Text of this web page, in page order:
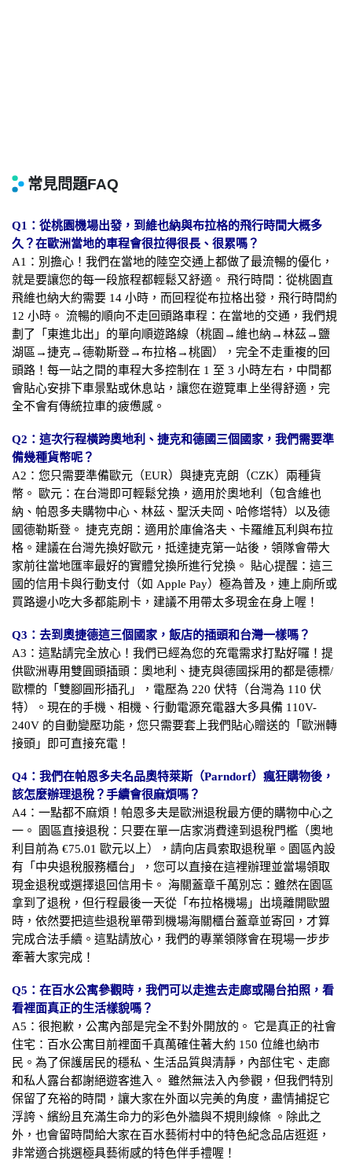
Q1：從桃園機場出發，到維也納與布拉格的飛行時間大概多
久？在歐洲當地的車程會很拉得很長、很累嗎？
A1：別擔心！我們在當地的陸空交通上都做了最流暢的優化，
就是要讓您的每一段旅程都輕鬆又舒適。 飛行時間：從桃園直
飛維也納大約需要 14 小時，而回程從布拉格出發，飛行時間約
12 小時。 流暢的順向不走回頭路車程：在當地的交通，我們規
劃了「東進北出」的單向順遊路線（桃園→維也納→林茲→鹽
湖區→捷克→德勒斯登→布拉格→桃園），完全不走重複的回
頭路！每一站之間的車程大多控制在 1 至 3 小時左右，中間都
會貼心安排下車景點或休息站，讓您在遊覽車上坐得舒適，完
全不會有傳統拉車的疲憊感。
Q2：這次行程橫跨奧地利、捷克和德國三個國家，我們需要準
備幾種貨幣呢？
A2：您只需要準備歐元（EUR）與捷克克朗（CZK）兩種貨
幣。 歐元：在台灣即可輕鬆兌換，適用於奧地利（包含維也
納、帕恩多夫購物中心、林茲、聖沃夫岡、哈修塔特）以及德
國德勒斯登。 捷克克朗：適用於庫倫洛夫、卡羅維瓦利與布拉
格。建議在台灣先換好歐元，抵達捷克第一站後，領隊會帶大
家前往當地匯率最好的實體兌換所進行兌換。 貼心提醒：這三
國的信用卡與行動支付（如 Apple Pay）極為普及，連上廁所或
買路邊小吃大多都能刷卡，建議不用帶太多現金在身上喔！
Q3：去到奧捷德這三個國家，飯店的插頭和台灣一樣嗎？
A3：這點請完全放心！我們已經為您的充電需求打點好囉！提
供歐洲專用雙圓頭插頭：奧地利、捷克與德國採用的都是德標/
歐標的「雙腳圓形插孔」，電壓為 220 伏特（台灣為 110 伏
特）。現在的手機、相機、行動電源充電器大多具備 110V-
240V 的自動變壓功能，您只需要套上我們貼心贈送的「歐洲轉
接頭」即可直接充電！
Q4：我們在帕恩多夫名品奧特萊斯（Parndorf）瘋狂購物後，
該怎麼辦理退稅？手續會很麻煩嗎？
A4：一點都不麻煩！帕恩多夫是歐洲退稅最方便的購物中心之
一。 園區直接退稅：只要在單一店家消費達到退稅門檻（奧地
利目前為 €75.01 歐元以上），請向店員索取退稅單。園區內設
有「中央退稅服務櫃台」，您可以直接在這裡辦理並當場領取
現金退稅或選擇退回信用卡。 海關蓋章千萬別忘：雖然在園區
拿到了退稅，但行程最後一天從「布拉格機場」出境離開歐盟
時，依然要把這些退稅單帶到機場海關櫃台蓋章並寄回，才算
完成合法手續。這點請放心，我們的專業領隊會在現場一步步
牽著大家完成！
Q5：在百水公寓參觀時，我們可以走進去走廊或陽台拍照，看
看裡面真正的生活樣貌嗎？
A5：很抱歉，公寓內部是完全不對外開放的。 它是真正的社會
住宅：百水公寓目前裡面千真萬確住著大約 150 位維也納市
民。為了保護居民的穩私、生活品質與清靜，內部住宅、走廊
和私人露台都謝絕遊客進入。 雖然無法入內參觀，但我們特別
保留了充裕的時間，讓大家在外面以完美的角度，盡情捕捉它
浮誇、繽紛且充滿生命力的彩色外牆與不規則線條 。除此之
外，也會留時間給大家在百水藝術村中的特色紀念品店逛逛，
非常適合挑選極具藝術感的特色伴手禮喔！